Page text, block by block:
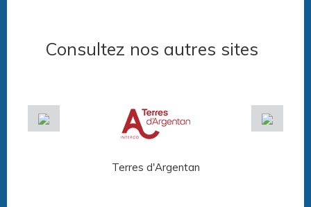
Consultez nos autres sites
Terres d'Argentan